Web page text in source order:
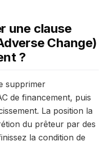
une clause
Change)
?
supprimer
de financement, puis
La position la
du prêteur par des
la condition de